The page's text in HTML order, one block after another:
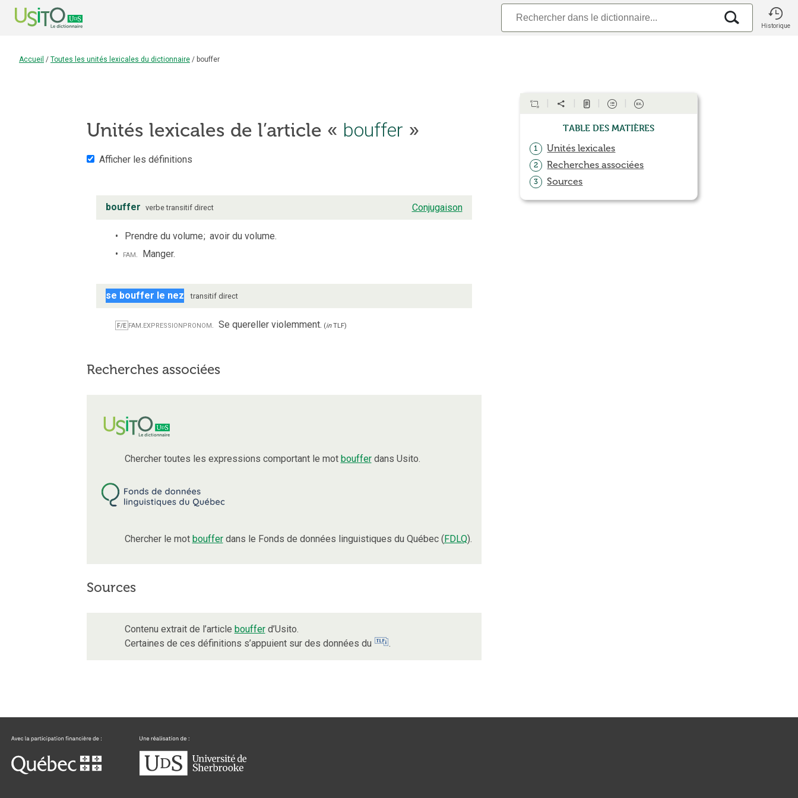
Historique
Accueil / Toutes les unités lexicales du dictionnaire / bouffer
Unités lexicales de l’article « bouffer »
Afficher les définitions
bouffer verbe transitif direct Conjugaison
Prendre du volume; avoir du volume.
fam. Manger.
se bouffer le nez transitif direct
F/E fam.expressionpronom. Se quereller violemment. (inTLF)
Recherches associées
Chercher toutes les expressions comportant le mot boufferdans Usito.
Chercher le mot boufferdans le Fonds de données linguistiques du Québec (FDLQ).
Sources
Contenu extrait de l’article boufferd’Usito.
Certaines de ces définitions s’appuient sur des données du
.
Table des matières
1 Unités lexicales
2 Recherches associées
3 Sources